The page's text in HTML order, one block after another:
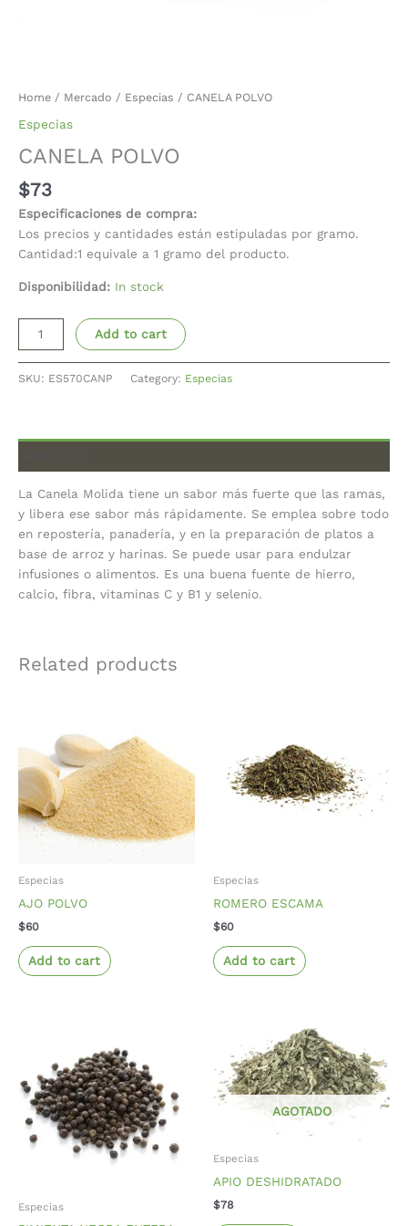
Home / Mercado / Especias / CANELA POLVO
Especias
CANELA POLVO
$73
Especificaciones de compra:
Los precios y cantidades están estipuladas por gramo.
Cantidad:1 equivale a 1 gramo del producto.
Disponibilidad: In stock
Add to cart
SKU: ES570CANP Category: Especias
La Canela Molida tiene un sabor más fuerte que las ramas,
y libera ese sabor más rápidamente. Se emplea sobre todo
en repostería, panadería, y en la preparación de platos a
base de arroz y harinas. Se puede usar para endulzar
infusiones o alimentos. Es una buena fuente de hierro,
calcio, fibra, vitaminas C y B1 y selenio.
Related products
Especias
AJO POLVO
$60
Add to cart
Especias
ROMERO ESCAMA
$60
Add to cart
Especias
AGOTADO
Especias
APIO DESHIDRATADO
$78